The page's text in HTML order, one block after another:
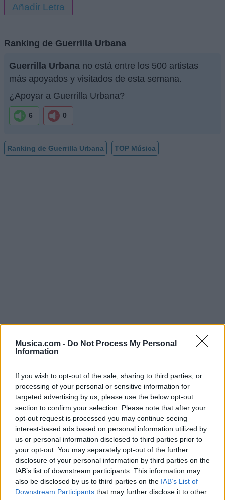
Musica.com - Do Not Process My Personal
Information
If you wish to opt-out of the sale, sharing to third parties, or
processing of your personal or sensitive information for
targeted advertising by us, please use the below opt-out
section to confirm your selection. Please note that after your
opt-out request is processed you may continue seeing
interest-based ads based on personal information utilized by
us or personal information disclosed to third parties prior to
your opt-out. You may separately opt-out of the further
disclosure of your personal information by third parties on the
IAB’s list of downstream participants. This information may
also be disclosed by us to third parties on the IAB’s List of
Downstream Participants that may further disclose it to other
Añadir Letra
Ranking de Guerrilla Urbana
Guerrilla Urbana no está entre los 500 artistas
más apoyados y visitados de esta semana.
¿Apoyar a Guerrilla Urbana?
6 0
Ranking de Guerrilla Urbana TOP Música
Música Relacionada
Silvio Rodríguez
La Polla Records
Ver perfil
@musicapuntocom Ver perfil